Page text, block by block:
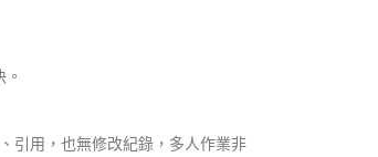
引用，也無修改紀錄，多人作業非